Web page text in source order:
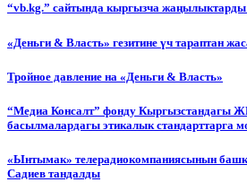
“vb.kg.” сайтында кыргызча
«Деньги & Власть» гезитине үч тараптан
Тройное давление на «Деньги & Власть»
“Медиа Консалт” фонду Кыргызстандагы
басылмалардагы этикалык стандарттарга
«Ынтымак» телерадиокомпаниясынын
Садиев тандалды